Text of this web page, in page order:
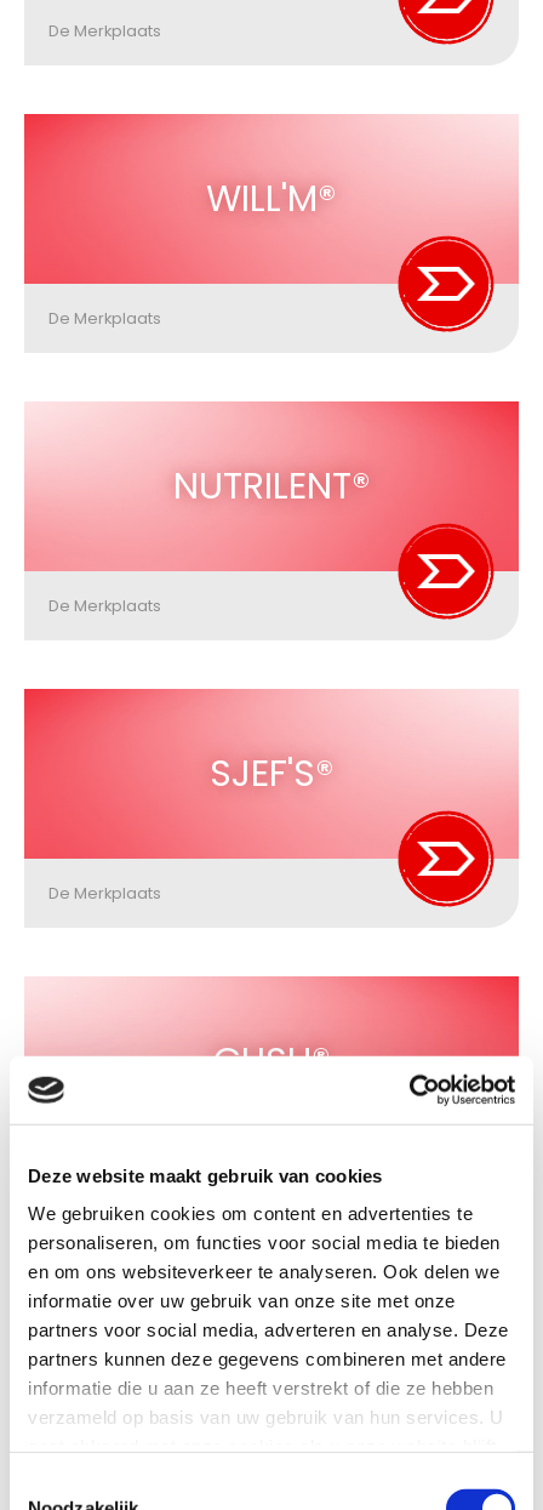
Deze website maakt gebruik van cookies
We gebruiken cookies om content en advertenties te
personaliseren, om functies voor social media te bieden
en om ons websiteverkeer te analyseren. Ook delen we
informatie over uw gebruik van onze site met onze
partners voor social media, adverteren en analyse. Deze
partners kunnen deze gegevens combineren met andere
informatie die u aan ze heeft verstrekt of die ze hebben
verzameld op basis van uw gebruik van hun services. U
De Merkplaats
WILL'M®
De Merkplaats
NUTRILENT®
De Merkplaats
SJEF'S®
De Merkplaats
GUSH®
De Merkplaats
BO-BOTTLES®